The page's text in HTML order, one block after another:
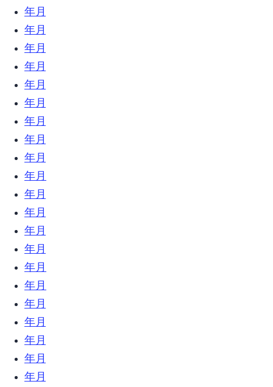
2022年4月 (5)
2022年3月 (3)
2022年2月 (3)
2021年12月 (2)
2021年6月 (1)
2021年4月 (1)
2021年1月 (1)
2020年12月 (1)
2020年10月 (1)
2020年7月 (7)
2020年6月 (3)
2020年5月 (4)
2020年4月 (6)
2020年3月 (5)
2020年2月 (7)
2020年1月 (7)
2019年12月 (23)
2019年11月 (18)
2019年10月 (24)
2019年9月 (31)
2019年8月 (21)